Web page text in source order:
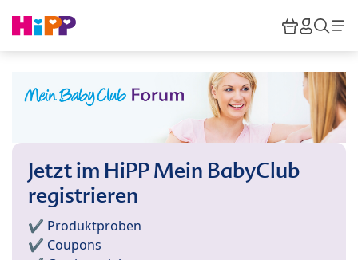
HiPP
Jetzt im HiPP Mein BabyClub
registrieren
✔️ Produktproben
✔️ Coupons